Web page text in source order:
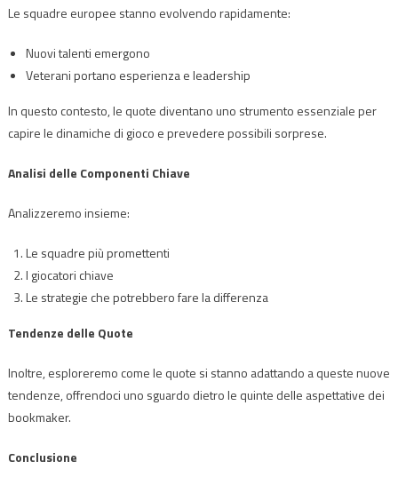
Le squadre europee stanno evolvendo rapidamente:
Nuovi talenti emergono
Veterani portano esperienza e leadership
In questo contesto, le quote diventano uno strumento essenziale per
capire le dinamiche di gioco e prevedere possibili sorprese.
Analisi delle Componenti Chiave
Analizzeremo insieme:
Le squadre più promettenti
I giocatori chiave
Le strategie che potrebbero fare la differenza
Tendenze delle Quote
Inoltre, esploreremo come le quote si stanno adattando a queste nuove
tendenze, offrendoci uno sguardo dietro le quinte delle aspettative dei
bookmaker.
Conclusione